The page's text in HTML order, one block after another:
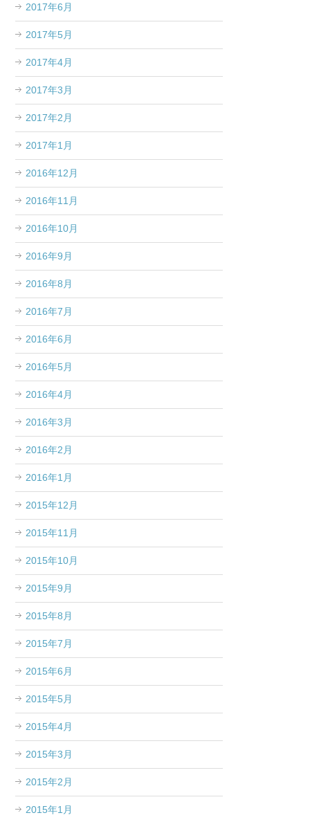
2017年6月
2017年5月
2017年4月
2017年3月
2017年2月
2017年1月
2016年12月
2016年11月
2016年10月
2016年9月
2016年8月
2016年7月
2016年6月
2016年5月
2016年4月
2016年3月
2016年2月
2016年1月
2015年12月
2015年11月
2015年10月
2015年9月
2015年8月
2015年7月
2015年6月
2015年5月
2015年4月
2015年3月
2015年2月
2015年1月